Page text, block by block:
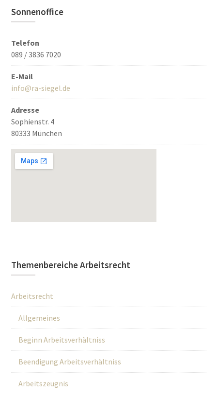
Sonnenoffice
Telefon
089 / 3836 7020
E-Mail
info@ra-siegel.de
Adresse
Sophienstr. 4
80333 München
Themenbereiche Arbeitsrecht
Arbeitsrecht
Allgemeines
Beginn Arbeitsverhältniss
Beendigung Arbeitsverhältniss
Arbeitszeugnis